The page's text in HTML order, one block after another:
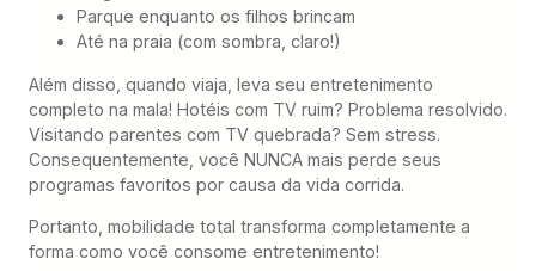
Parque enquanto os filhos brincam
Até na praia (com sombra, claro!)
Além disso, quando viaja, leva seu entretenimento
completo na mala! Hotéis com TV ruim? Problema resolvido.
Visitando parentes com TV quebrada? Sem stress.
Consequentemente, você NUNCA mais perde seus
programas favoritos por causa da vida corrida.
Portanto, mobilidade total transforma completamente a
forma como você consome entretenimento!